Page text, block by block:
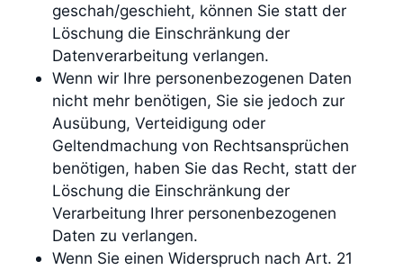
geschah/geschieht, können Sie statt der
Löschung die Einschränkung der
Datenverarbeitung verlangen.
Wenn wir Ihre personenbezogenen Daten
nicht mehr benötigen, Sie sie jedoch zur
Ausübung, Verteidigung oder
Geltendmachung von Rechtsansprüchen
benötigen, haben Sie das Recht, statt der
Löschung die Einschränkung der
Verarbeitung Ihrer personenbezogenen
Daten zu verlangen.
Wenn Sie einen Widerspruch nach Art. 21